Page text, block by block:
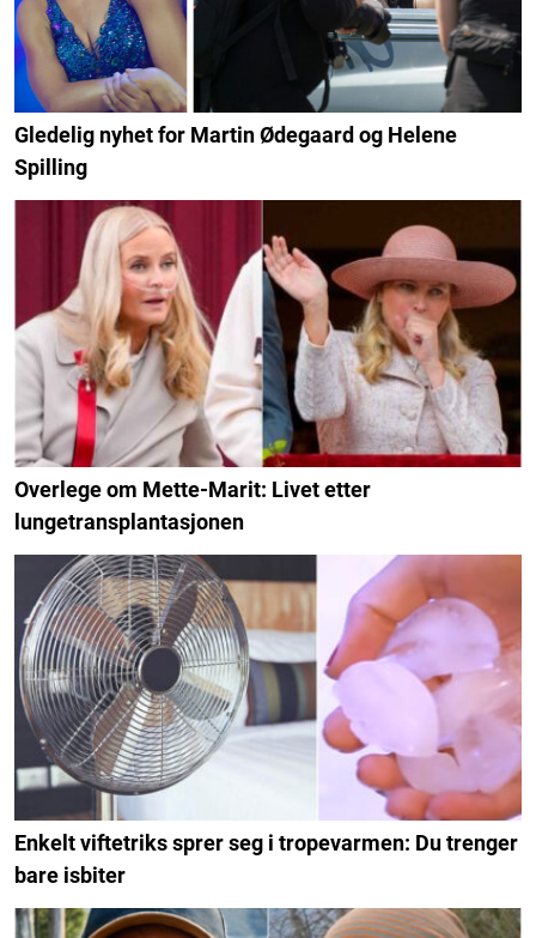
Gledelig nyhet for Martin Ødegaard og Helene
Spilling
Overlege om Mette-Marit: Livet etter
lungetransplantasjonen
Enkelt viftetriks sprer seg i tropevarmen: Du trenger
bare isbiter